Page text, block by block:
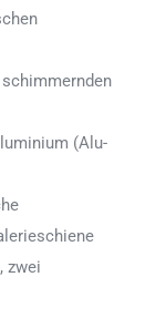
(Alu-
zwei